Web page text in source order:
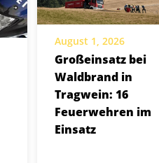
August 1, 2026
Großeinsatz bei
Waldbrand in
Tragwein: 16
Feuerwehren im
Einsatz